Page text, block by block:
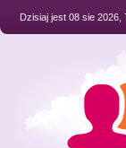
Dzisiaj jest 08 sie 2026,